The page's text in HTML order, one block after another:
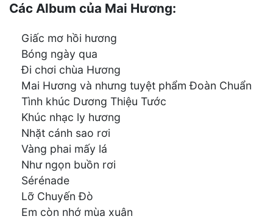
Các Album của Mai Hương:
Giấc mơ hồi hương
Bóng ngày qua
Đi chơi chùa Hương
Mai Hương và nhưng tuyệt phẩm Đoàn Chuẩn
Tình khúc Dương Thiệu Tước
Khúc nhạc ly hương
Nhặt cánh sao rơi
Vàng phai mấy lá
Như ngọn buồn rơi
Sérénade
Lỡ Chuyến Đò
Em còn nhớ mùa xuân